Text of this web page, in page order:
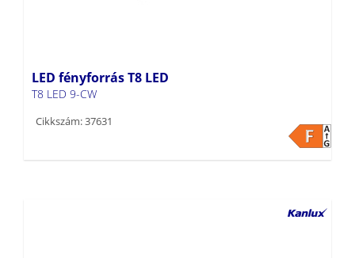
LED fényforrás T8 LED
T8 LED 9-CW
Cikkszám: 37631